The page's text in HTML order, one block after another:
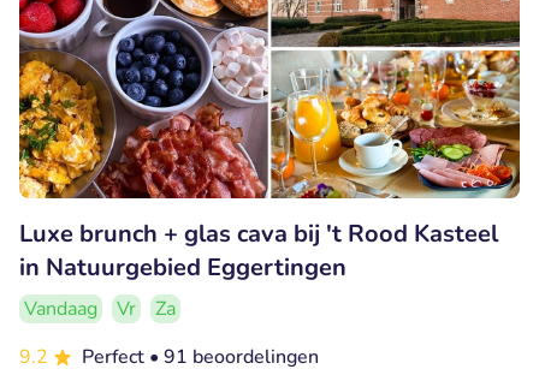
Luxe brunch + glas cava bij 't Rood Kasteel
in Natuurgebied Eggertingen
Vandaag Vr
Za
9.2
Perfect • 91 beoordelingen